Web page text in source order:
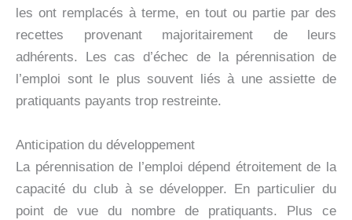
les ont remplacés à terme, en tout ou partie par des
recettes provenant majoritairement de leurs
adhérents. Les cas d’échec de la pérennisation de
l’emploi sont le plus souvent liés à une assiette de
pratiquants payants trop restreinte.
Anticipation du développement
La pérennisation de l’emploi dépend étroitement de la
capacité du club à se développer. En particulier du
point de vue du nombre de pratiquants. Plus ce